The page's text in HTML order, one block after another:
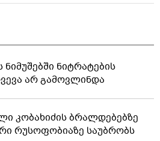
ნიტრატების
არ გამოვლინდა
კობახიძის ბრალდებებზე
რუსოფობიაზე საუბრობს